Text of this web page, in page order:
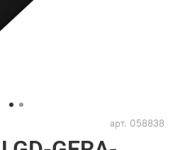
арт. 058838